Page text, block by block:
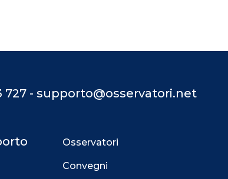
727 - supporto@osservatori.net
Osservatori
Convegni